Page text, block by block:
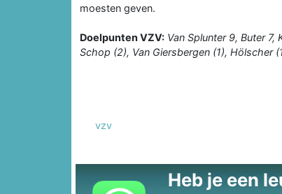
moesten geven.
Doelpunten VZV: Van Splunter 9, Buter 7,
Schop (2), Van Giersbergen (1), Hölscher
vzv
Heb je een